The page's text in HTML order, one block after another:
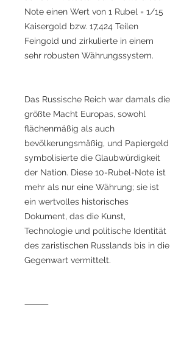
Note einen Wert von 1 Rubel = 1/15
Kaisergold bzw. 17,424 Teilen
Feingold und zirkulierte in einem
sehr robusten Währungssystem.
Das Russische Reich war damals die
größte Macht Europas, sowohl
flächenmäßig als auch
bevölkerungsmäßig, und Papiergeld
symbolisierte die Glaubwürdigkeit
der Nation. Diese 10-Rubel-Note ist
mehr als nur eine Währung; sie ist
ein wertvolles historisches
Dokument, das die Kunst,
Technologie und politische Identität
des zaristischen Russlands bis in die
Gegenwart vermittelt.
⸻